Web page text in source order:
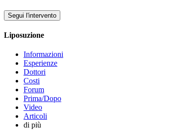
Segui l'intervento
Liposuzione
Informazioni
Esperienze
Dottori
Costi
Forum
Prima/Dopo
Video
Articoli
di più